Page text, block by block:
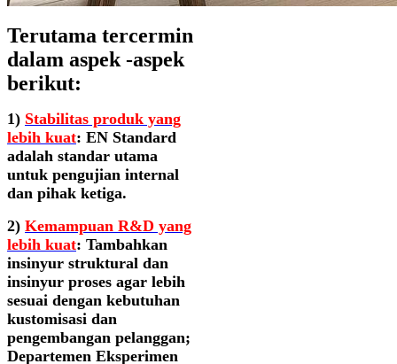
Terutama tercermin
dalam aspek -aspek
berikut:
1) Stabilitas produk yang
lebih kuat: EN Standard
adalah standar utama
untuk pengujian internal
dan pihak ketiga.
2) Kemampuan R&D yang
lebih kuat: Tambahkan
insinyur struktural dan
insinyur proses agar lebih
sesuai dengan kebutuhan
kustomisasi dan
pengembangan pelanggan;
Departemen Eksperimen